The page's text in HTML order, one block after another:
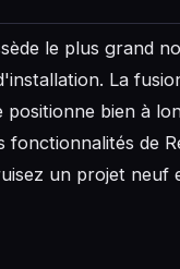
le plus grand
La
bien à
de
un projet neuf